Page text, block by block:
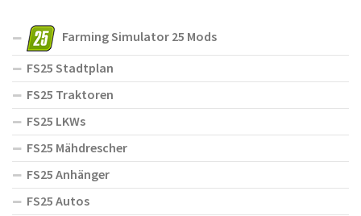
Farming Simulator 25 Mods
FS25 Stadtplan
FS25 Traktoren
FS25 LKWs
FS25 Mähdrescher
FS25 Anhänger
FS25 Autos